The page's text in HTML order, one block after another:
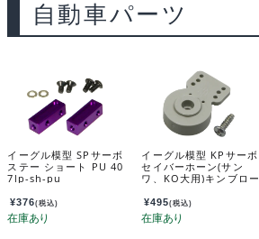
自動車パーツ
イーグル模型 SPサーボ
ステー ショート PU 40
7lp-sh-pu
¥376(税込)
イーグル模型 KPサーボ
セイバーホーン(サン
ワ、KO大用)キンブロー
¥495(税込)